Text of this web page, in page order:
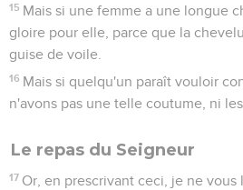
15 Mais si une femme a une longue
gloire pour elle, parce que la
guise de voile.
16 Mais si quelqu'un paraît vouloir
n'avons pas une telle coutume, ni
Le repas du Seigneur
17 Or, en prescrivant ceci, je ne vous